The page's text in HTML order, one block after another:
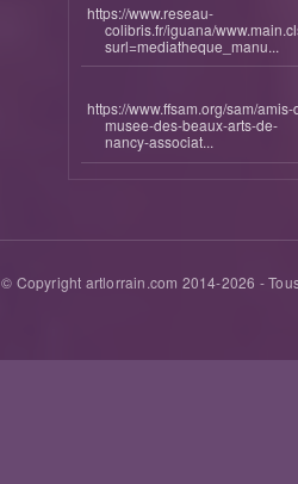
https://www.reseau-
colibris.fr/iguana/
surl=mediatheque_manu...
https://www.ffsam.org/sam/amis-
musee-des-beaux-arts-de-
nancy-associat...
© Copyright artlorrain.com 2014-2026 -